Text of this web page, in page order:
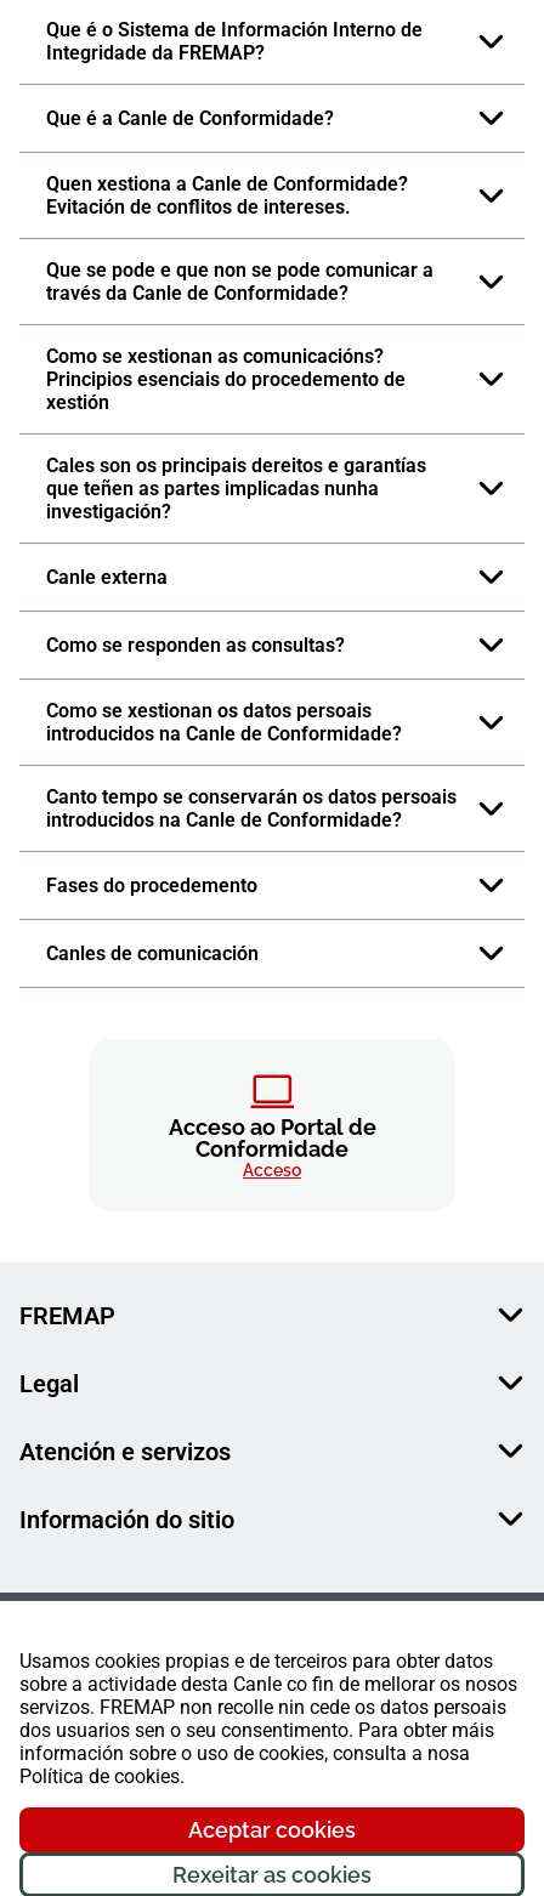
Usamos cookies propias e de terceiros para obter datos
sobre a actividade desta Canle co fin de mellorar os nosos
servizos. FREMAP non recolle nin cede os datos persoais
dos usuarios sen o seu consentimento. Para obter máis
información sobre o uso de cookies, consulta a nosa
Política de cookies.
Aceptar cookies
Rexeitar as cookies
Que é o Sistema de Información Interno de
Integridade da FREMAP?
Que é a Canle de Conformidade?​
Quen xestiona a Canle de Conformidade?
Evitación de conflitos de intereses.
Que se pode e que non se pode comunicar a
través da Canle de Conformidade?​
Como se xestionan as comunicacións?
Principios esenciais do procedemento de
xestión
Cales son os principais dereitos e garantías
que teñen as partes implicadas nunha
investigación?
Canle externa
Como se responden as consultas?
Como se xestionan os datos persoais
introducidos na Canle de Conformidade?
Canto tempo se conservarán os datos persoais
introducidos na Canle de Conformidade?
Fases do procedemento
Canles de comunicación
Acceso ao Portal de
Conformidade
Acceso
FREMAP
Legal
Atención e servizos
Información do sitio